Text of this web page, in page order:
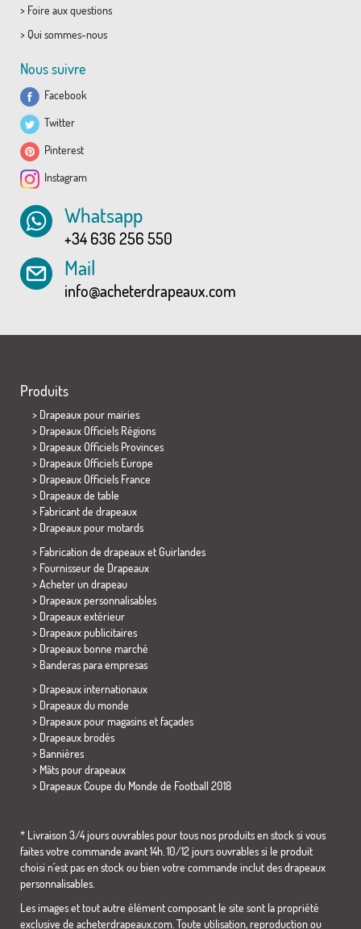
> Foire aux questions
> Qui sommes-nous
Nous suivre
Facebook
Twitter
Pinterest
Instagram
Whatsapp
+34 636 256 550
Mail
info@acheterdrapeaux.com
Produits
> Drapeaux pour mairies
> Drapeaux Officiels Régions
> Drapeaux Officiels Provinces
> Drapeaux Officiels Europe
> Drapeaux Officiels France
> Drapeaux de table
> Fabricant de drapeaux
> Drapeaux pour motards
> Fabrication de drapeaux et Guirlandes
> Fournisseur de Drapeaux
> Acheter un drapeau
> Drapeaux personnalisables
> Drapeaux extérieur
> Drapeaux publicitaires
> Drapeaux bonne marché
> Banderas para empresas
> Drapeaux internationaux
> Drapeaux du monde
> Drapeaux pour magasins et façades
> Drapeaux brodés
> Bannières
> Mâts pour drapeaux
> Drapeaux Coupe du Monde de Football 2018
* Livraison 3/4 jours ouvrables pour tous nos produits en stock si vous
faites votre commande avant 14h. 10/12 jours ouvrables si le produit
choisi n´est pas en stock ou bien votre commande inclut des drapeaux
personnalisables.
Les images et tout autre élément composant le site sont la propriété
exclusive de acheterdrapeaux.com. Toute utilisation, reproduction ou